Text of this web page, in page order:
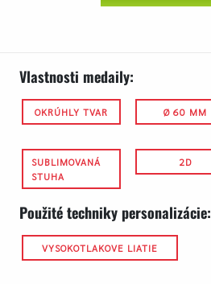
Vlastnosti medaily:
OKRÚHLY TVAR Ø 60 MM
SUBLIMOVANÁ
STUHA
2D
Použité techniky personalizácie:
VYSOKOTLAKOVE LIATIE